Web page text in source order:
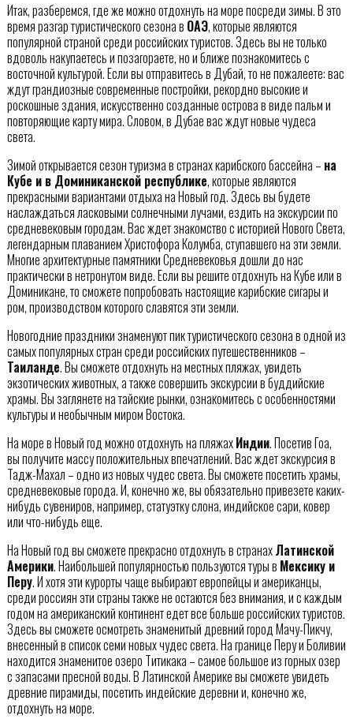
Итак, разберемся, где же можно отдохнуть на море посреди зимы. В это
время разгар туристического сезона в ОАЭ, которые являются
популярной страной среди российских туристов. Здесь вы не только
вдоволь накупаетесь и позагораете, но и ближе познакомитесь с
восточной культурой. Если вы отправитесь в Дубай, то не пожалеете: вас
ждут грандиозные современные постройки, рекордно высокие и
роскошные здания, искусственно созданные острова в виде пальм и
повторяющие карту мира. Словом, в Дубае вас ждут новые чудеса
света.
Зимой открывается сезон туризма в странах карибского бассейна – на
Кубе и в Доминиканской республике, которые являются
прекрасными вариантами отдыха на Новый год. Здесь вы будете
наслаждаться ласковыми солнечными лучами, ездить на экскурсии по
средневековым городам. Вас ждет знакомство с историей Нового Света,
легендарным плаванием Христофора Колумба, ступавшего на эти земли.
Многие архитектурные памятники Средневековья дошли до нас
практически в нетронутом виде. Если вы решите отдохнуть на Кубе или в
Доминикане, то сможете попробовать настоящие карибские сигары и
ром, производством которого славятся эти земли.
Новогодние праздники знаменуют пик туристического сезона в одной из
самых популярных стран среди российских путешественников –
Таиланде. Вы сможете отдохнуть на местных пляжах, увидеть
экзотических животных, а также совершить экскурсии в буддийские
храмы. Вы заглянете на тайские рынки, ознакомитесь с особенностями
культуры и необычным миром Востока.
На море в Новый год можно отдохнуть на пляжахИндии. Посетив Гоа,
вы получите массу положительных впечатлений. Вас ждет экскурсия в
Тадж-Махал – одно из новых чудес света. Вы сможете посетить храмы,
средневековые города. И, конечно же, вы обязательно привезете каких-
нибудь сувениров, например, статуэтку слона, индийское сари, ковер
или что-нибудь еще.
На Новый год вы сможете прекрасно отдохнуть в странахЛатинской
Америки. Наибольшей популярностью пользуются туры в Мексику и
Перу. И хотя эти курорты чаще выбирают европейцы и американцы,
среди россиян эти страны также не остаются без внимания, и с каждым
годом на американский континент едет все больше российских туристов.
Здесь вы сможете осмотреть знаменитый древний город Мачу-Пикчу,
внесенный в список семи новых чудес света. На границе Перу и Боливии
находится знаменитое озеро Титикака – самое большое из горных озер
с запасами пресной воды. В Латинской Америке вы сможете увидеть
древние пирамиды, посетить индейские деревни и, конечно же,
отдохнуть на море.